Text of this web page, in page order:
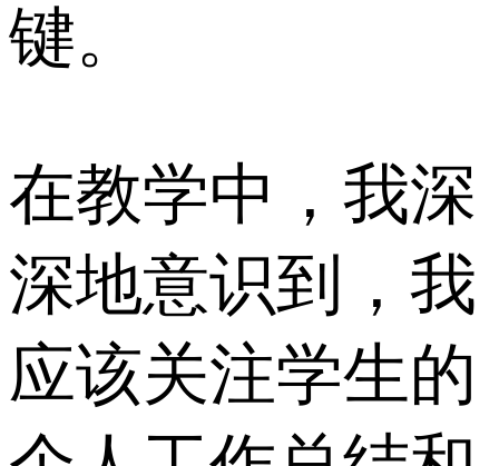
键。
在教学中，我深
深地意识到，我
应该关注学生的